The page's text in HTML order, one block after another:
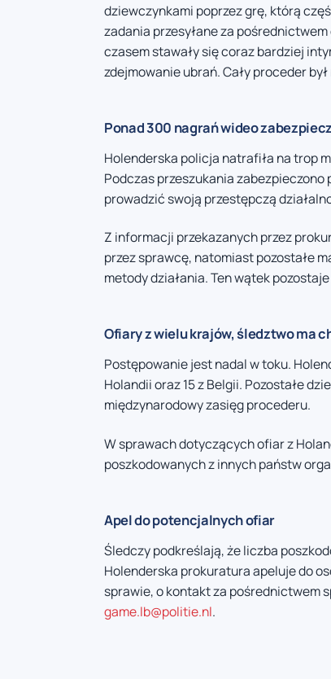
dziewczynkami poprzez grę, którą
zadania przesyłane za
czasem stawały się coraz bardziej
zdejmowanie ubrań. Cały proceder
Ponad 300 nagrań wideo
Holenderska policja natrafiła na trop
Podczas przeszukania
prowadzić swoją przestępczą
Z informacji przekazanych przez
przez sprawcę, natomiast pozostałe
metody działania. Ten wątek
Ofiary z wielu krajów, śledztwo ma
Postępowanie jest nadal w toku.
Holandii oraz 15 z Belgii. Pozostałe
międzynarodowy zasięg procederu.
W sprawach dotyczących ofiar z
poszkodowanych z innych państw
Apel do potencjalnych ofiar
Śledczy podkreślają, że liczba
Holenderska prokuratura apeluje do
sprawie, o kontakt za pośrednictwem
game.lb@politie.nl.